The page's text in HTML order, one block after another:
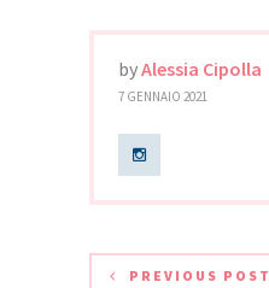
byAlessia Cipolla
7 GENNAIO 2021
PREVIOUS POST